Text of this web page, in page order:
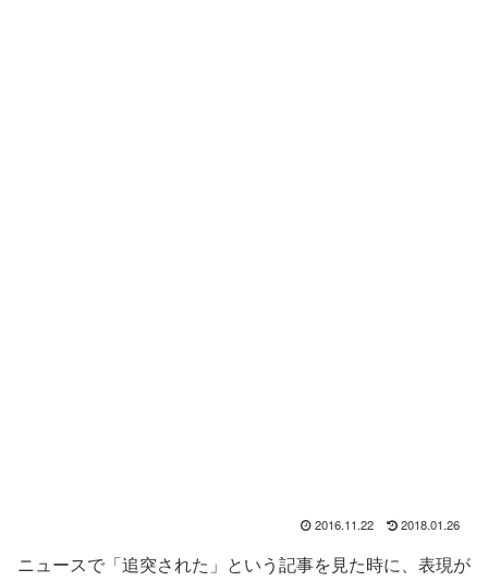
2016.11.22 2018.01.26
ニュースで「追突された」という記事を見た時に、表現が